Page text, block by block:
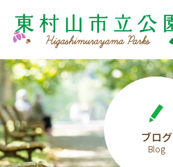
ブログ